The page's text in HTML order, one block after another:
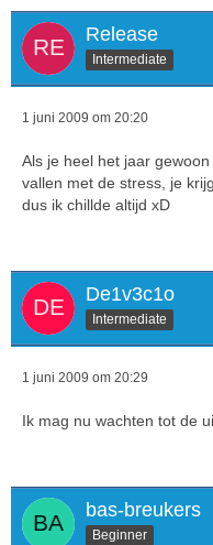
Release
Intermediate
1 juni 2009 om 20:20
Als je heel het jaar
vallen met de stress, je
dus ik chillde altijd xD
De1v3c1o
Intermediate
1 juni 2009 om 20:29
Ik mag nu wachten tot de
bas-breukers
Beginner